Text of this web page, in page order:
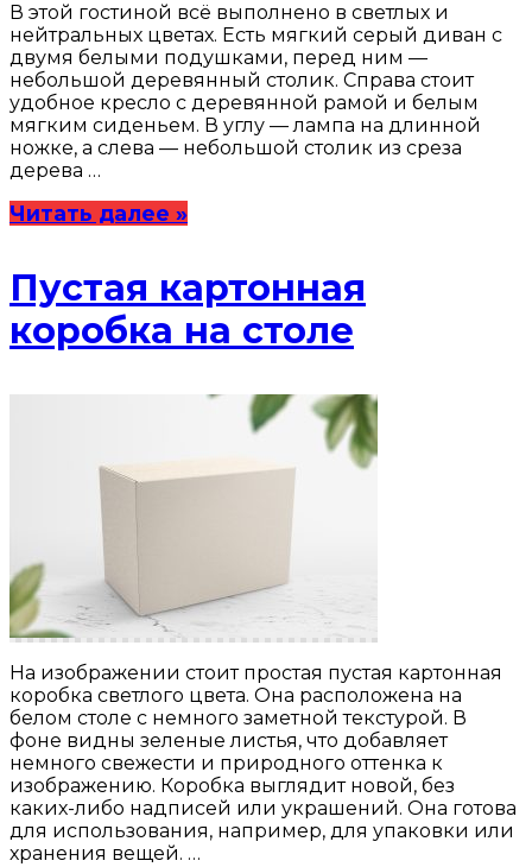
В этой гостиной всё выполнено в светлых и
нейтральных цветах. Есть мягкий серый диван с
двумя белыми подушками, перед ним —
небольшой деревянный столик. Справа стоит
удобное кресло с деревянной рамой и белым
мягким сиденьем. В углу — лампа на длинной
ножке, а слева — небольшой столик из среза
дерева …
Читать далее »
Пустая картонная
коробка на столе
На изображении стоит простая пустая картонная
коробка светлого цвета. Она расположена на
белом столе с немного заметной текстурой. В
фоне видны зеленые листья, что добавляет
немного свежести и природного оттенка к
изображению. Коробка выглядит новой, без
каких-либо надписей или украшений. Она готова
для использования, например, для упаковки или
хранения вещей. …